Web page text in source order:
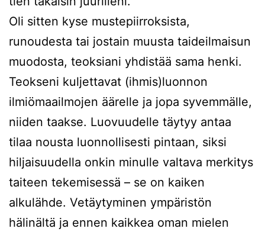
Oli sitten kyse mustepiirroksista,
runoudesta tai jostain muusta taideilmaisun
muodosta, teoksiani yhdistää sama henki.
Teokseni kuljettavat (ihmis)luonnon
ilmiömaailmojen äärelle ja jopa syvemmälle,
niiden taakse. Luovuudelle täytyy antaa
tilaa nousta luonnollisesti pintaan, siksi
hiljaisuudella onkin minulle valtava merkitys
taiteen tekemisessä – se on kaiken
alkulähde. Vetäytyminen ympäristön
hälinältä ja ennen kaikkea oman mielen